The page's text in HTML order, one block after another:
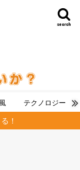
search
テクノロジー
！